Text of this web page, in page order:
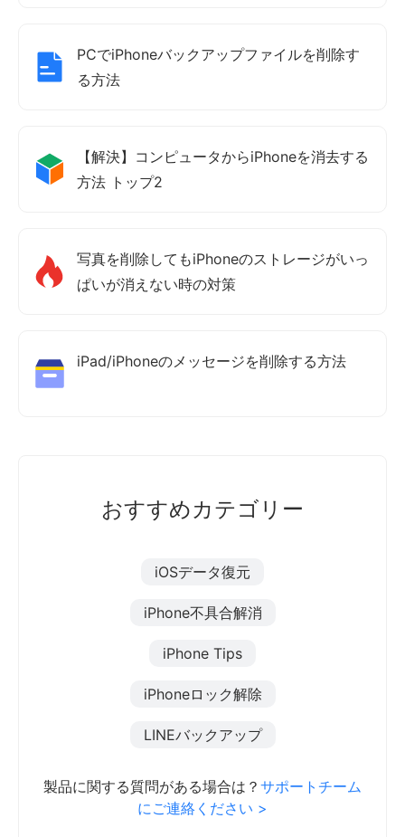
PCでiPhoneバックアップファイルを削除す
る方法
【解決】コンピュータからiPhoneを消去する
方法 トップ2
写真を削除してもiPhoneのストレージがいっ
ぱいが消えない時の対策
iPad/iPhoneのメッセージを削除する方法
おすすめカテゴリー
iOSデータ復元
iPhone不具合解消
iPhone Tips
iPhoneロック解除
LINEバックアップ
製品に関する質問がある場合は？ サポートチーム
にご連絡ください >